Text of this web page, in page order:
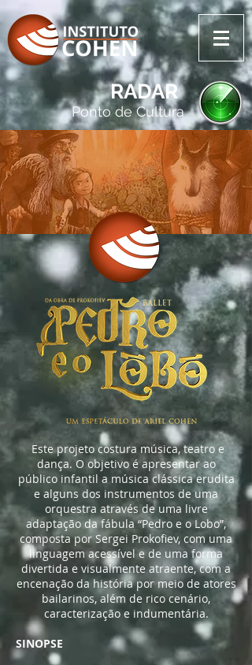
RADAR
Ponto de Cultura
Este projeto costura música, teatro e
dança. O objetivo é apresentar ao
público infantil a música clássica erudita
e alguns dos instrumentos de uma
orquestra através de uma livre
adaptação da fábula “Pedro e o Lobo”,
composta por Sergei Prokofiev, com uma
linguagem acessível e de uma forma
divertida e visualmente atraente, com a
encenação da história por meio de atores
bailarinos, além de rico cenário,
caracterização e indumentária.
SINOPSE